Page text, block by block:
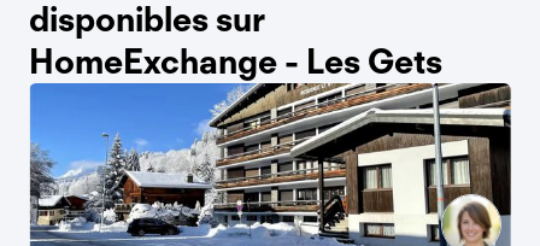
disponibles sur
HomeExchange - Les Gets